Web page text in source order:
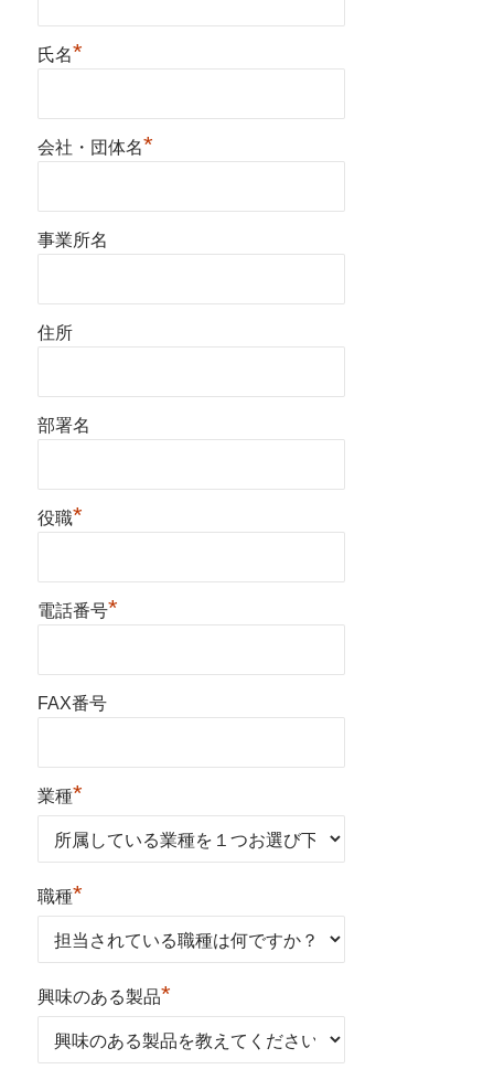
氏名*
会社・団体名*
事業所名
住所
部署名
役職*
電話番号*
FAX番号
業種*
職種*
興味のある製品*